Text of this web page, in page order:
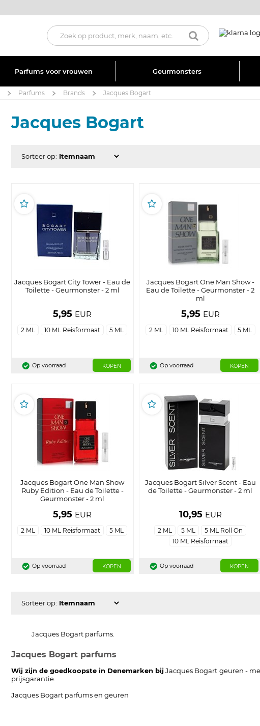
Parfums voor vrouwen Geurmonsters
Parfums Brands Jacques Bogart
Jacques Bogart
Sorteer op:
Jacques Bogart City Tower - Eau de
Toilette - Geurmonster - 2 ml
5,95 EUR
2 ML 10 ML Reisformaat 5 ML
Op voorraad KOPEN
Jacques Bogart One Man Show -
Eau de Toilette - Geurmonster - 2
ml
5,95 EUR
2 ML 10 ML Reisformaat 5 ML
Op voorraad KOPEN
Jacques Bogart One Man Show
Ruby Edition - Eau de Toilette -
Geurmonster - 2 ml
5,95 EUR
2 ML 10 ML Reisformaat 5 ML
Op voorraad KOPEN
Jacques Bogart Silver Scent - Eau
de Toilette - Geurmonster - 2 ml
10,95 EUR
2 ML 5 ML
5 ML Roll On
10 ML Reisformaat
Op voorraad KOPEN
Sorteer op:
Jacques Bogart parfums.
Jacques Bogart parfums
Wij zijn de goedkoopste in Denemarken bijJacques Bogart geuren -
prijsgarantie.
Jacques Bogart parfums en geuren